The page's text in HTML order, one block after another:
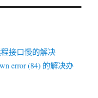
程接口慢的解决
error (84) 的解决办